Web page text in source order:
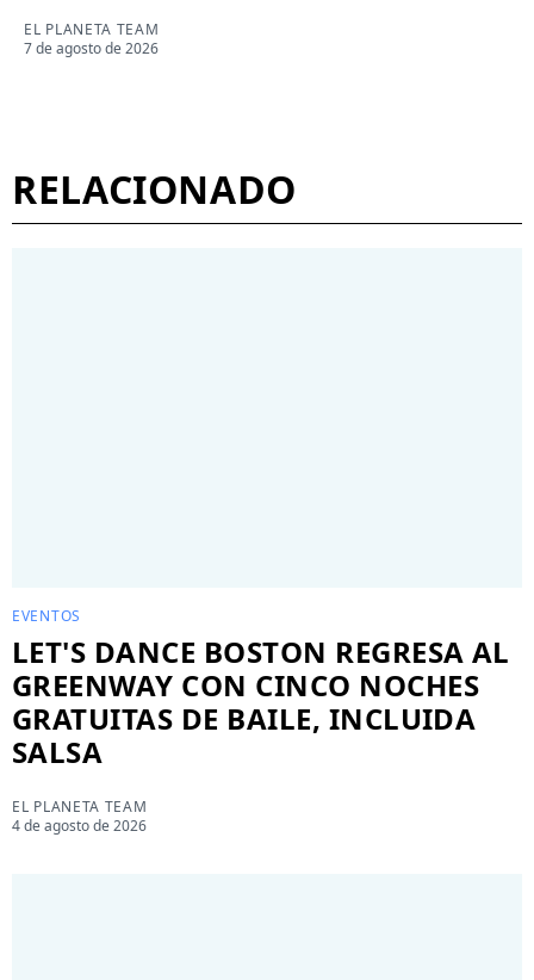
EL PLANETA TEAM
7 de agosto de 2026
RELACIONADO
EVENTOS
LET'S DANCE BOSTON REGRESA AL
GREENWAY CON CINCO NOCHES
GRATUITAS DE BAILE, INCLUIDA
SALSA
EL PLANETA TEAM
4 de agosto de 2026